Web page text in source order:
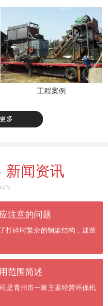
工程案例
多
新闻资讯
注意的问题
打碎时繁杂的钢架结构，建造
范围简述
是青州市一家主要经营环保机